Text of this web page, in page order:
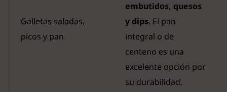
Galletas saladas,
picos y pan
embutidos, quesos
y dips. El pan
integral o de
centeno es una
excelente opción por
su durabilidad.